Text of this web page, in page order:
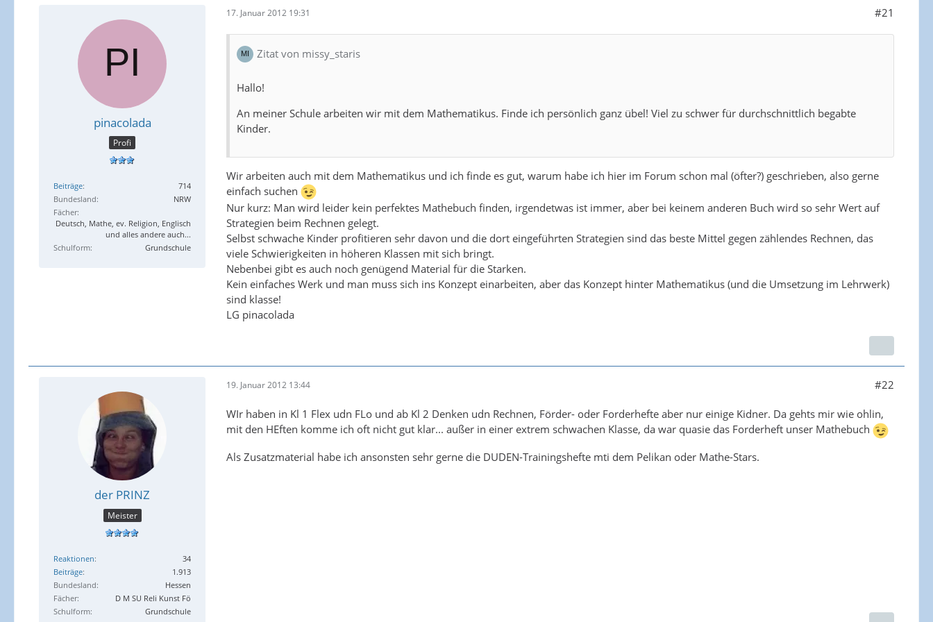
pinacolada
Profi
Beiträge
714
Bundesland
NRW
Fächer
Deutsch, Mathe, ev. Religion, Englisch
und alles andere auch...
Schulform
Grundschule
17. Januar 2012 19:31 #21
Zitat von missy_staris
Hallo!
An meiner Schule arbeiten wir mit dem Mathematikus. Finde ich persönlich ganz übel! Viel zu schwer für durchschnittlich begabte
Kinder.
Wir arbeiten auch mit dem Mathematikus und ich finde es gut, warum habe ich hier im Forum schon mal (öfter?) geschrieben, also gerne
einfach suchen
Nur kurz: Man wird leider kein perfektes Mathebuch finden, irgendetwas ist immer, aber bei keinem anderen Buch wird so sehr Wert auf
Strategien beim Rechnen gelegt.
Selbst schwache Kinder profitieren sehr davon und die dort eingeführten Strategien sind das beste Mittel gegen zählendes Rechnen, das
viele Schwierigkeiten in höheren Klassen mit sich bringt.
Nebenbei gibt es auch noch genügend Material für die Starken.
Kein einfaches Werk und man muss sich ins Konzept einarbeiten, aber das Konzept hinter Mathematikus (und die Umsetzung im Lehrwerk)
sind klasse!
LG pinacolada
der PRINZ
Meister
Reaktionen
34
Beiträge
1.913
Bundesland
Hessen
Fächer
D M SU Reli Kunst Fö
Schulform
Grundschule
19. Januar 2012 13:44 #22
WIr haben in Kl 1 Flex udn FLo und ab Kl 2 Denken udn Rechnen, Förder- oder Forderhefte aber nur einige Kidner. Da gehts mir wie ohlin,
mit den HEften komme ich oft nicht gut klar... außer in einer extrem schwachen Klasse, da war quasie das Forderheft unser Mathebuch
Als Zusatzmaterial habe ich ansonsten sehr gerne die DUDEN-Trainingshefte mti dem Pelikan oder Mathe-Stars.